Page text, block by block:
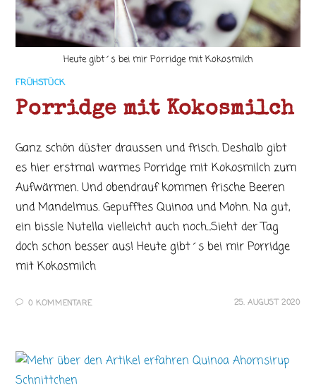
Heute gibt´s bei mir Porridge mit Kokosmilch
FRÜHSTÜCK
Porridge mit Kokosmilch
Ganz schön düster draussen und frisch. Deshalb gibt
es hier erstmal warmes Porridge mit Kokosmilch zum
Aufwärmen. Und obendrauf kommen frische Beeren
und Mandelmus. Gepufftes Quinoa und Mohn. Na gut,
ein bissle Nutella vielleicht auch noch...Sieht der Tag
doch schon besser aus! Heute gibt´s bei mir Porridge
mit Kokosmilch
0 KOMMENTARE 25. AUGUST 2020